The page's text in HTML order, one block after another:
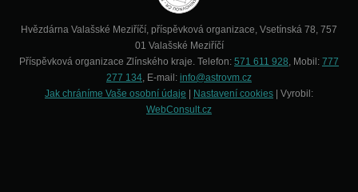
Hvězdárna Valašské Meziříčí, příspěvková organizace, Vsetínská 78, 757
01 Valašské Meziříčí
Příspěvková organizace Zlínského kraje. Telefon: 571 611 928, Mobil: 777
277 134, E-mail: info@astrovm.cz
Jak chráníme Vaše osobní údaje
Nastavení cookies | Vyrobil:
WebConsult.cz